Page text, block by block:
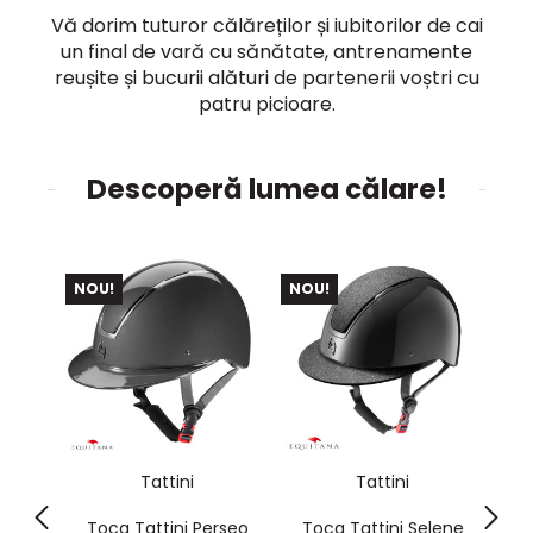
Vă dorim tuturor călăreților și iubitorilor de cai
un final de vară cu sănătate, antrenamente
reușite și bucurii alături de partenerii voștri cu
patru picioare.
Descoperă lumea călare!
High
NOU!
Tattini
Toca Tattini Perseo
NOU!
Tattini
Toca Tattini Selene